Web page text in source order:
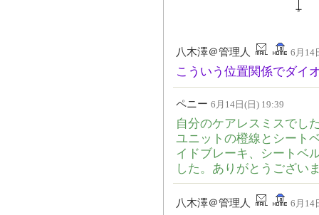
八木澤＠管理人 6月14
こういう位置関係でダイ
ペニー 6月14日(日) 19:39
自分のケアレスミスでし
ユニットの橙線とシート
イドブレーキ、シートベ
した。ありがとうござい
八木澤＠管理人 6月14